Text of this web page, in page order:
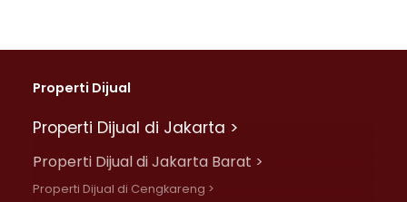
Properti Dijual
Properti Dijual di Jakarta >
Properti Dijual di Jakarta Barat >
Properti Dijual di Cengkareng >